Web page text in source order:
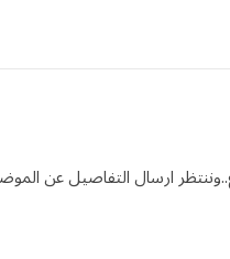
ارسال التفاصيل عن